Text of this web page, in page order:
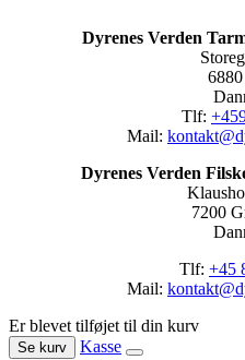
Dyrenes Verden
Tlf:
Mail:
Dyrenes Verden
7200
Tlf: +45
Mail:
Er blevet tilføjet til din kurv
Se kurv Kasse